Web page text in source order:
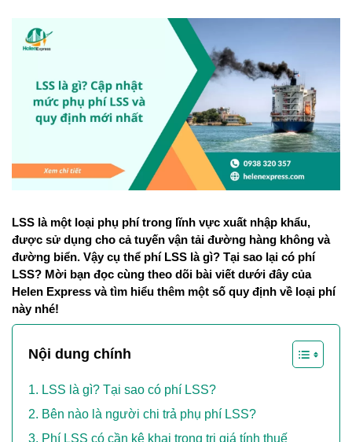
LSS là một loại phụ phí trong lĩnh vực xuất nhập khẩu,
được sử dụng cho cả tuyến vận tải đường hàng không và
đường biển. Vậy cụ thể phí LSS là gì? Tại sao lại có phí
LSS? Mời bạn đọc cùng theo dõi bài viết dưới đây của
Helen Express và tìm hiểu thêm một số quy định về loại phí
này nhé!
Nội dung chính
LSS là gì? Tại sao có phí LSS?
Bên nào là người chi trả phụ phí LSS?
Phí LSS có cần kê khai trong trị giá tính thuế